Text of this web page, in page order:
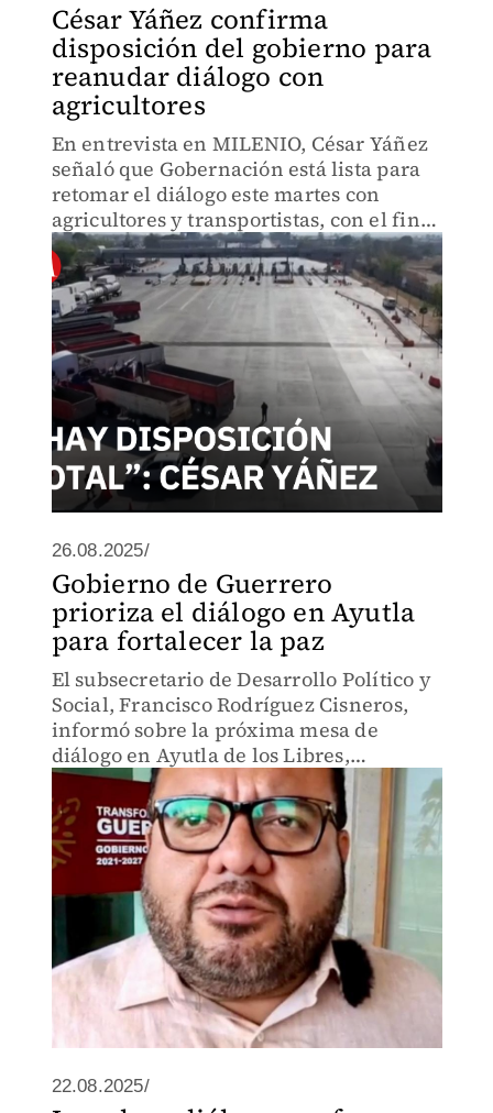
César Yáñez confirma
disposición del gobierno para
reanudar diálogo con
agricultores
En entrevista en MILENIO, César Yáñez
señaló que Gobernación está lista para
retomar el diálogo este martes con
agricultores y transportistas, con el fin
de prevenir mayores impactos durante
sus protestas.
26.08.2025/
Gobierno de Guerrero
prioriza el diálogo en Ayutla
para fortalecer la paz
El subsecretario de Desarrollo Político y
Social, Francisco Rodríguez Cisneros,
informó sobre la próxima mesa de
diálogo en Ayutla de los Libres,
Guerrero, como parte de la estrategia
estatal para fortalecer la paz social.
22.08.2025/